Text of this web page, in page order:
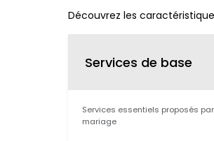
Découvrez les
Services de base
Services essentiels proposés
mariage